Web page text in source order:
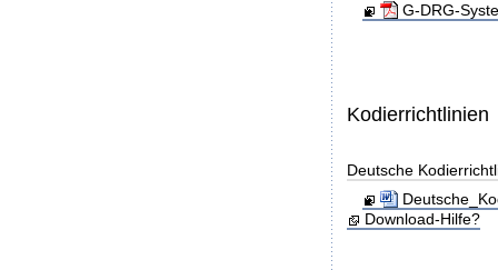
G-DRG-
Kodierrichtlinien
Deutsche
Download-Hilfe?